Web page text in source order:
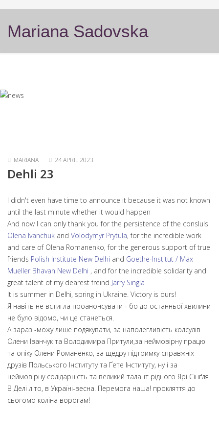
Mariana Sadovska
MARIANA 24 APRIL 2023
Dehli 23
I didn't even have time to announce it because it was not known
until the last minute whether it would happen
And now I can only thank you for the persistence of the consluls
Olena Ivanchuk and Volodymyr Prytula, for the incredible work
and care of Olena Romanenko, for the generous support of true
friends Polish Institute New Delhi and Goethe-Institut / Max
Mueller Bhavan New Delhi , and for the incredible solidarity and
great talent of my dearest freind Jarry Singla
It is summer in Delhi, spring in Ukraine. Victory is ours!
Я навіть не встигла проанонсувати - бо до останньої хвилини
не було відомо, чи це станеться.
А зараз -можу лише подякувати, за наполегливість колсулів
Олени Іванчук та Володимира Притули,за неймовірну працю
та опіку Олени Романенко, за щедру підтримку справжніх
друзів Польського Інституту та Ґете Інституту, ну і за
неймовірну солідарність та великий талант рідного Ярі Сінґля
В Делі літо, в Україні-весна. Перемога наша! прокляття до
сьогомо коліна ворогам!